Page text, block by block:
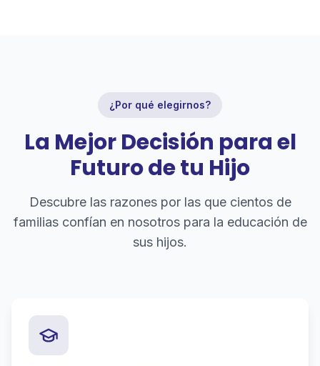
¿Por qué elegirnos?
La Mejor Decisión para el
Futuro de tu Hijo
Descubre las razones por las que cientos de
familias confían en nosotros para la educación de
sus hijos.